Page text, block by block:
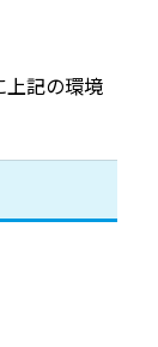
記の環境